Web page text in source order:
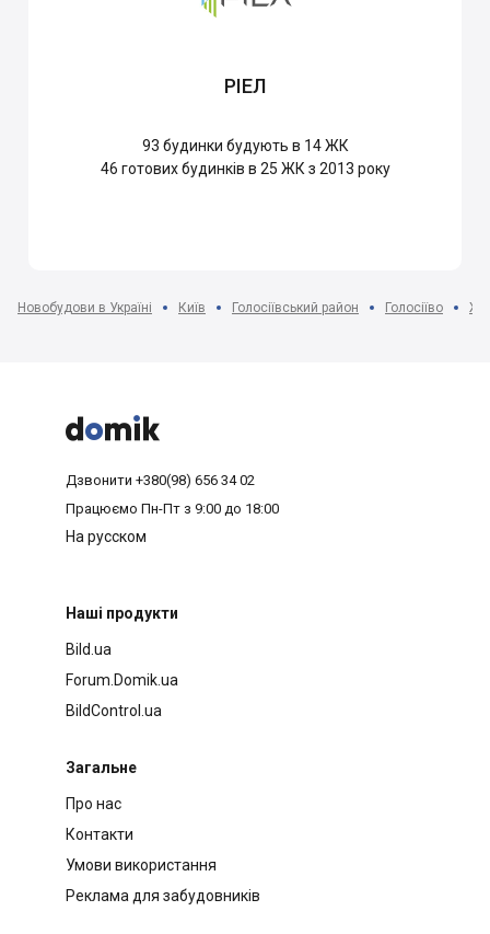
РІЕЛ
93 будинки будують в 14 ЖК
46 готових будинків в 25 ЖК з 2013 року
Новобудови в Україні Київ Голосіївський район Голосіїво ЖК



Дзвонити +380(98) 656 34 02
Працюємо Пн-Пт з 9:00 до 18:00
На русском
Наші продукти
Bild.ua
Forum.Domik.ua
BildControl.ua
Загальне
Про нас
Контакти
Умови використання
Реклама для забудовників